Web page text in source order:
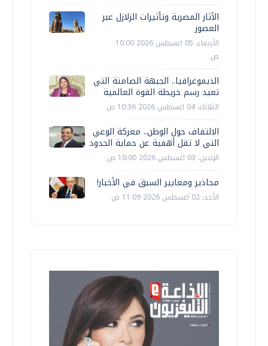
الآثار المصرية وتأثيرات الزلازل عبر
العصور
الأربعاء، 05 اغسطس 2026 10:00
ص
الديموغرافيا.. الجبهة الصامتة التي
تعيد رسم خريطة القوة العالمية
الثلاثاء، 04 اغسطس 2026 10:36 ص
الالتفاف حول الوطن.. معركة الوعي
التي لا تقل أهمية عن حماية الحدود
الإثنين، 03 اغسطس 2026 10:00 ص
محاذير ومعايير السبق في الأخبار!
الأحد، 02 اغسطس 2026 11:09 ص